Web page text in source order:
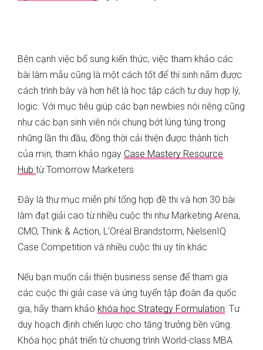
Bên cạnh việc bổ sung kiến thức, việc tham khảo các
bài làm mẫu cũng là một cách tốt để thí sinh nắm được
cách trình bày và hơn hết là học tập cách tư duy hợp lý,
logic. Với mục tiêu giúp các bạn newbies nói riêng cũng
như các bạn sinh viên nói chung bớt lúng túng trong
những lần thi đầu, đồng thời cải thiện được thành tích
của mịn, tham khảo ngay Case Mastery Resource
Hub từ Tomorrow Marketers
Đây là thư mục miễn phí tổng hợp đề thi và hơn 30 bài
làm đạt giải cao từ nhiều cuộc thi như Marketing Arena,
CMO, Think & Action, L’Oréal Brandstorm, NielsenIQ
Case Competition và nhiều cuộc thi uy tín khác
Nếu bạn muốn cải thiện business sense để tham gia
các cuộc thi giải case và ứng tuyển tập đoàn đa quốc
gia, hãy tham khảo khóa học Strategy Formulation: Tư
duy hoạch định chiến lược cho tăng trưởng bền vững.
Khóa học phát triển từ chương trình World-class MBA